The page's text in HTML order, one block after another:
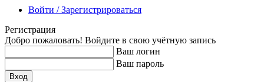
Войти / Зарегистрироваться
Регистрация
Добро пожаловать! Войдите в свою учётную запись
Ваш логин
Ваш пароль